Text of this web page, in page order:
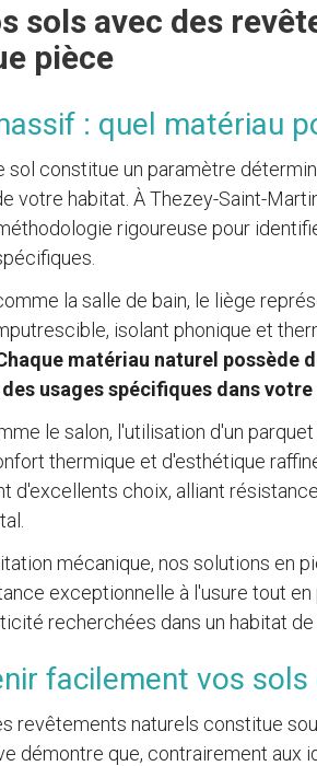
sols avec des
pièce
: quel matériau
sol constitue un paramètre
votre habitat. À Thezey-Saint-
rigoureuse pour
la salle de bain, le liège
isolant phonique et
matériau naturel possède
usages spécifiques dans votre
le salon, l'utilisation d'un
thermique et d'esthétique
d'excellents choix, alliant
mécanique, nos solutions en
exceptionnelle à l'usure tout
recherchées dans un habitat de
facilement vos sols
revêtements naturels constitue
démontre que, contrairement aux